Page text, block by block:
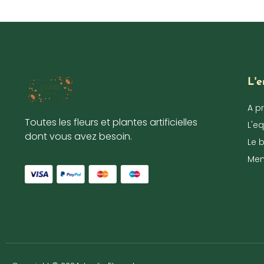
Toutes les fleurs et plantes artificielles
dont vous avez besoin.
A
Le